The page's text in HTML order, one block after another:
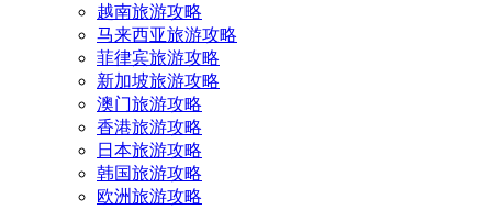
越南旅游攻略
马来西亚旅游攻略
菲律宾旅游攻略
新加坡旅游攻略
澳门旅游攻略
香港旅游攻略
日本旅游攻略
韩国旅游攻略
欧洲旅游攻略